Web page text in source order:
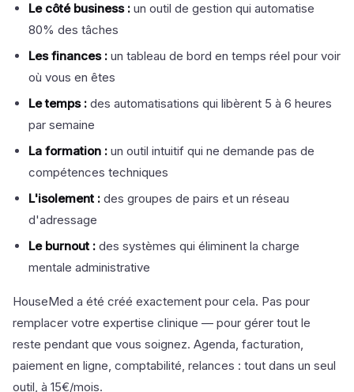
Le côté business : un outil de gestion qui automatise
80% des tâches
Les finances : un tableau de bord en temps réel pour voir
où vous en êtes
Le temps : des automatisations qui libèrent 5 à 6 heures
par semaine
La formation : un outil intuitif qui ne demande pas de
compétences techniques
L'isolement : des groupes de pairs et un réseau
d'adressage
Le burnout : des systèmes qui éliminent la charge
mentale administrative
HouseMed a été créé exactement pour cela. Pas pour
remplacer votre expertise clinique — pour gérer tout le
reste pendant que vous soignez. Agenda, facturation,
paiement en ligne, comptabilité, relances : tout dans un seul
outil, à 15€/mois.